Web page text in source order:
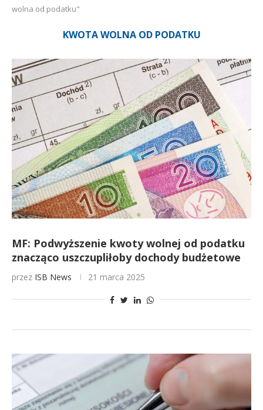
wolna od podatku"
KWOTA WOLNA OD PODATKU
MF: Podwyższenie kwoty wolnej od podatku
znacząco uszczupliłoby dochody budżetowe
przez ISB News 21 marca 2025